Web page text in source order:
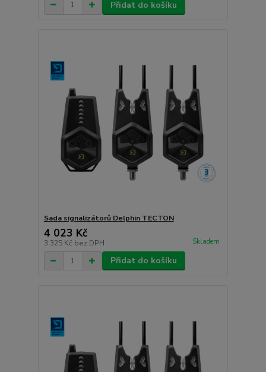
Přidat do košíku
Sada signalizátorů Delphin TECTON
4 023 Kč
3 325 Kč bez DPH Skladem
Přidat do košíku